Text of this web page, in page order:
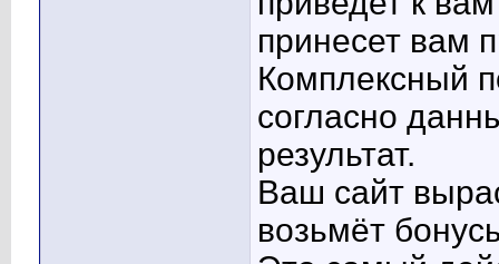
принесет вам
Комплексный
согласно
результат.
Ваш сайт
возьмёт